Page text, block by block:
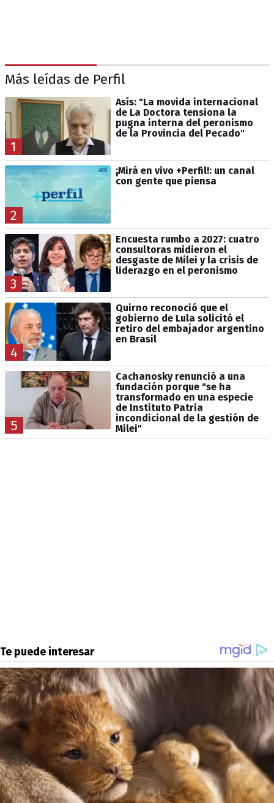
Más leídas de Perfil
1
Asís: "La movida internacional
de La Doctora tensiona la
pugna interna del peronismo
de la Provincia del Pecado"
2
¡Mirá en vivo +Perfil!: un canal
con gente que piensa
3
Encuesta rumbo a 2027: cuatro
consultoras midieron el
desgaste de Milei y la crisis de
liderazgo en el peronismo
4
Quirno reconoció que el
gobierno de Lula solicitó el
retiro del embajador argentino
en Brasil
5
Cachanosky renunció a una
fundación porque "se ha
transformado en una especie
de Instituto Patria
incondicional de la gestión de
Milei"